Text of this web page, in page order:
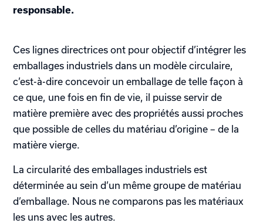
responsable.
Ces lignes directrices ont pour objectif d’intégrer les
emballages industriels dans un modèle circulaire,
c’est-à-dire concevoir un emballage de telle façon à
ce que, une fois en fin de vie, il puisse servir de
matière première avec des propriétés aussi proches
que possible de celles du matériau d’origine – de la
matière vierge.
La circularité des emballages industriels est
déterminée au sein d’un même groupe de matériau
d’emballage. Nous ne comparons pas les matériaux
les uns avec les autres.